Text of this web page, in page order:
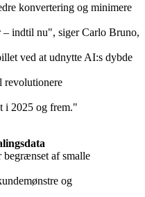
konvertering og minimere
indtil nu", siger Carlo Bruno,
ved at udnytte AI:s dybde
revolutionere
i 2025 og frem."
begrænset af smalle
og